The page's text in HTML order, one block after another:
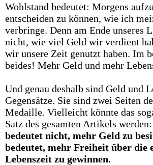
Wohlstand bedeutet: Morgens
entscheiden zu können, wie ich
verbringe. Denn am Ende unseres
nicht, wie viel Geld wir verdient
wir unsere Zeit genutzt haben. Im
beides! Mehr Geld und mehr
Und genau deshalb sind Geld und
Gegensätze. Sie sind zwei Seiten
Medaille. Vielleicht könnte das
Satz des gesamten Artikels werden:
bedeutet nicht, mehr Geld zu
bedeutet, mehr Freiheit über die
Lebenszeit zu gewinnen.